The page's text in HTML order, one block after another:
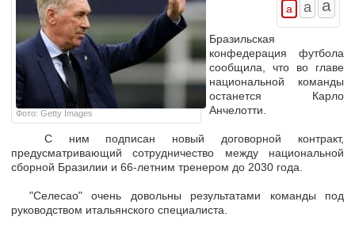
Фото: Getty Images
Бразильская
конфедерация футбола
сообщила, что во главе
национальной команды
останется Карло
Анчелотти.
С ним подписан новый договорной контракт,
предусматривающий сотрудничество между национальной
сборной Бразилии и 66-летним тренером до 2030 года.
"Селесао" очень довольны результатами команды под
руководством итальянского специалиста.